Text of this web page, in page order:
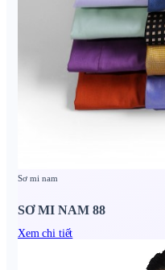
Sơ mi nam
SƠ MI NAM 88
Xem chi tiết